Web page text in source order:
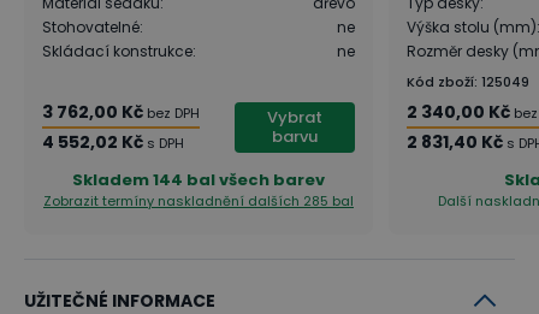
Stohovatelné:
ne
Skládací konstrukce: ne
3 762,00 Kč bez DPH
4 552,02 Kč s DPH
Vybrat
barvu
Skladem144 bal všech barev
Zobrazit termíny naskladnění dalších 285 bal
Výška stolu (mm):
Rozměr desky
Kód zboží: 125049
2 340,00 Kč bez
2 831,40 Kč s
Další
UŽITEČNÉ INFORMACE